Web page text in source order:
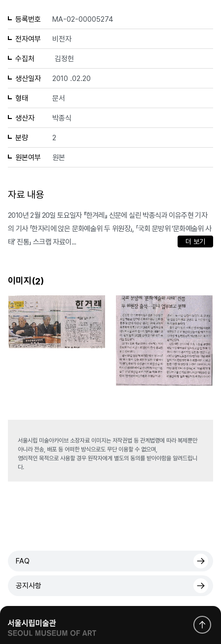
등록번호 MA-02-00005274
전자여부 비전자
수집처 김정헌
생산일자 2010 .02.20
형태 문서
생산자 박종식
분량 2
원본여부 원본
자료 내용
2010년 2월 20일 토요일자 『한겨레』 신문에 실린 박종식과 이유주현 기자
의 기사 「한자리에 앉은 문화예술위 두 위원장」, 「국회 문방위 ‘문화예술위 사
태’ 진통」 스크랩 자료이...
더 보기
이미지(2)
서울시립 미술아카이브 소장자료 이미지는 저작권법 등 관계법령에 따라 복제뿐만
아니라 전송, 배포 등 어떠한 방식으로도 무단 이용할 수 없으며,
영리적인 목적으로 사용할 경우 원작자에게 별도의 동의를 받아야함을 알려드립니
다.
FAQ
공지사항